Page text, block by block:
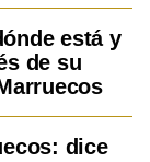
está y
de su
dice